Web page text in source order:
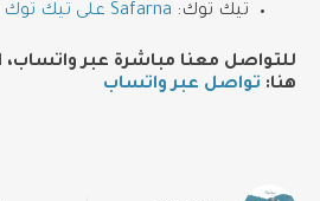
تيك توك: Safarna على تيك توك
للتواصل معنا مباشرة عبر
هنا: تواصل عبر واتساب